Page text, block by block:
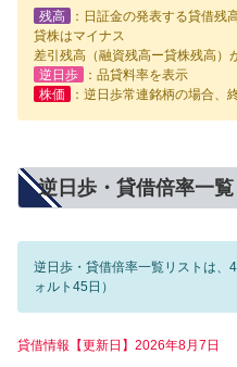
残高
：日証金の発表する貸借残
貸株はマイナス
差引残高（融資残高ー貸株残高）
逆日歩
：品貸料率を表示
株価
：逆日歩常連銘柄の場合、
逆日歩・貸借倍率一覧
逆日歩・貸借倍率一覧リストは、
ォルト45日）
貸借情報【更新日】2026年8月7日